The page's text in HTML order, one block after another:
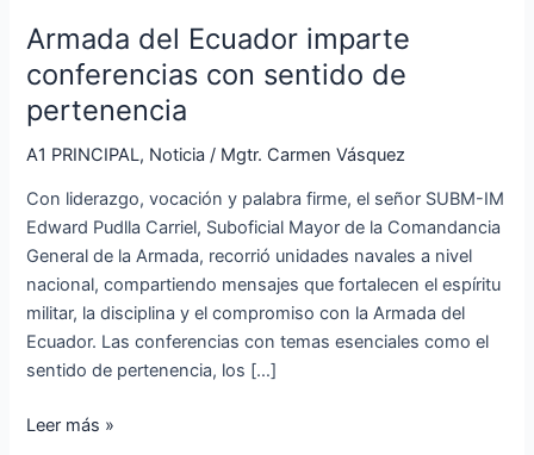
Armada del Ecuador imparte
conferencias con sentido de
pertenencia
A1 PRINCIPAL, Noticia / Mgtr. Carmen Vásquez
Con liderazgo, vocación y palabra firme, el señor SUBM-IM
Edward Pudlla Carriel, Suboficial Mayor de la Comandancia
General de la Armada, recorrió unidades navales a nivel
nacional, compartiendo mensajes que fortalecen el espíritu
militar, la disciplina y el compromiso con la Armada del
Ecuador. Las conferencias con temas esenciales como el
sentido de pertenencia, los […]
imparte
conferencias
sentido
de
Leer más »